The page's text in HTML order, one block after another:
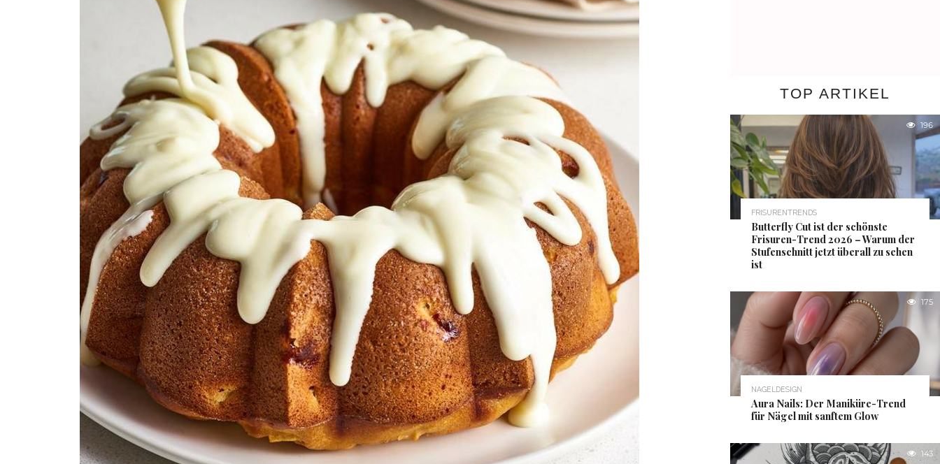
TOP ARTIKEL
196
FRISURENTRENDS
Butterfly Cut ist der schönste
Frisuren-Trend 2026 – Warum der
Stufenschnitt jetzt überall zu sehen
ist
175
NAGELDESIGN
Aura Nails: Der Maniküre-Trend
für Nägel mit sanftem Glow
143